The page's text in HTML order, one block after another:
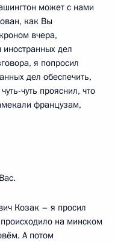
может с нами
как Вы
вчера,
дел
я попросил
дел обеспечить,
чуть прояснил, что
французам,
Козак – я просил
на минском
А потом